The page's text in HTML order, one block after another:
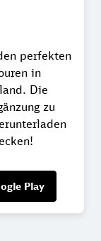
perfekten
in
Die
zu
Play